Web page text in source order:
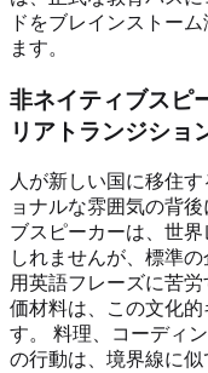
ドをブレインストー
ます。
非ネイティブスピ
リアトランジショ
人が新しい国に移住
ョナルな雰囲気の背
ブスピーカーは、世
しれませんが、標準
用英語フレーズに苦
価材料は、この文化
す。 料理、コーディ
の行動は、境界線に